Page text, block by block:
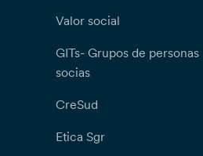
Valor social
GITs- Grupos de personas
socias
CreSud
Etica Sgr